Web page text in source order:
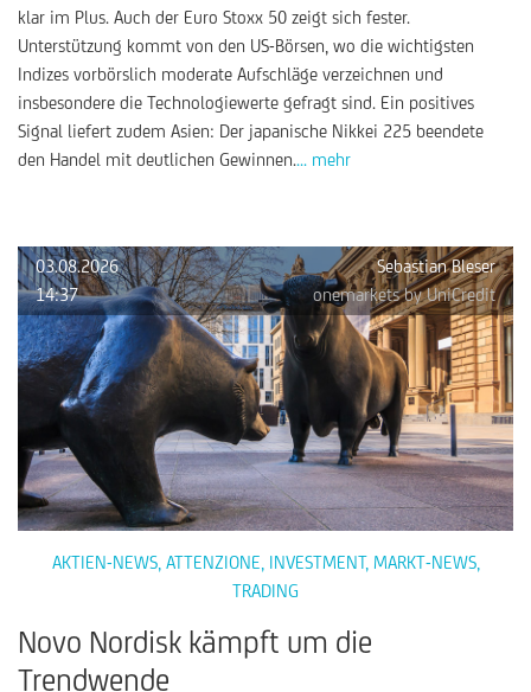
klar im Plus. Auch der Euro Stoxx 50 zeigt sich fester.
Unterstützung kommt von den US-Börsen, wo die wichtigsten
Indizes vorbörslich moderate Aufschläge verzeichnen und
insbesondere die Technologiewerte gefragt sind. Ein positives
Signal liefert zudem Asien: Der japanische Nikkei 225 beendete
den Handel mit deutlichen Gewinnen.... mehr
03.08.2026
Sebastian Bleser
14:37
onemarkets by UniCredit
AKTIEN-NEWS, ATTENZIONE INVESTMENT, MARKT-NEWS,
TRADING
Novo Nordisk kämpft um die
Trendwende